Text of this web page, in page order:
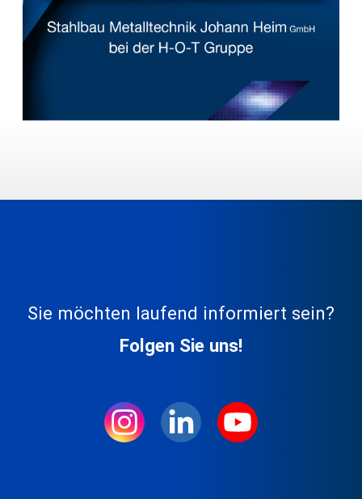
Sie möchten laufend informiert sein?
Folgen Sie uns!